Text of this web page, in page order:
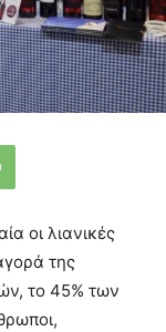
οι λιανικές
της
το 45% των